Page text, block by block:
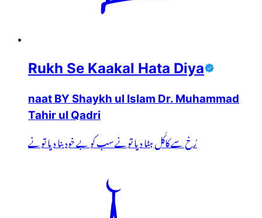
Rukh Se Kaakal Hata Diya
naat BY Shaykh ul Islam Dr. Muhammad
Tahir ul Qadri
رُخ سے کاکَل ہٹا دیا تونے سب کو بے خود بنا دیا تونے